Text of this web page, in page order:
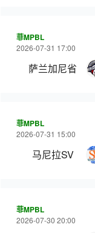
菲MPBL
2026-07-31 17:00
萨兰加尼省
菲MPBL
2026-07-31 15:00
马尼拉SV
菲MPBL
2026-07-30 20:00